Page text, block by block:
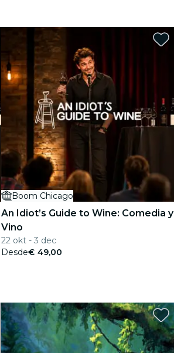
Boom Chicago
An Idiot’s Guide to Wine: Comedia y
Vino
22 okt - 3 dec
Desde€ 49,00